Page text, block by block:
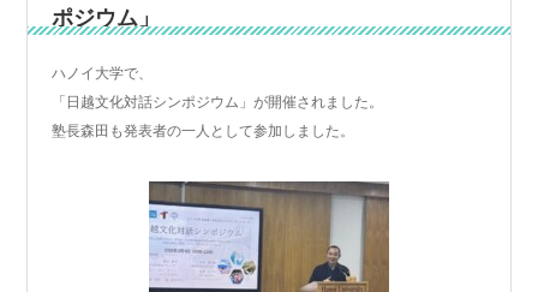
ポジウム」
ハノイ大学で、
「日越文化対話シンポジウム」が開催されました。
塾長森田も発表者の一人として参加しました。